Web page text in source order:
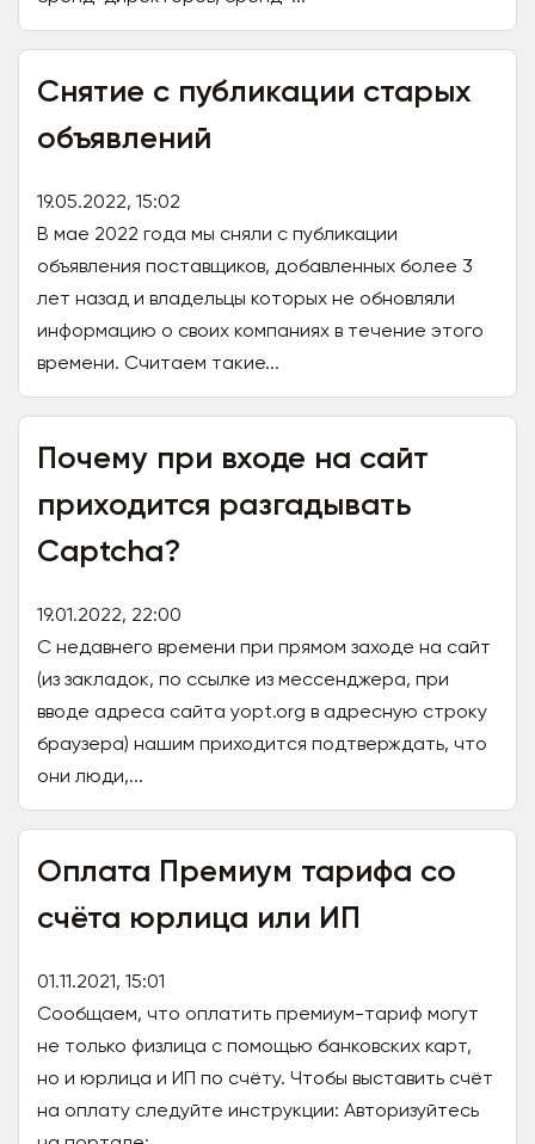
Снятие с публикации старых
объявлений
19.05.2022, 15:02
В мае 2022 года мы сняли с публикации
объявления поставщиков, добавленных более 3
лет назад и владельцы которых не обновляли
информацию о своих компаниях в течение этого
времени. Считаем такие...
Почему при входе на сайт
приходится разгадывать
Captcha?
19.01.2022, 22:00
С недавнего времени при прямом заходе на сайт
(из закладок, по ссылке из мессенджера, при
вводе адреса сайта yopt.org в адресную строку
браузера) нашим приходится подтверждать, что
они люди,...
Оплата Премиум тарифа со
счёта юрлица или ИП
01.11.2021, 15:01
Сообщаем, что оплатить премиум-тариф могут
не только физлица с помощью банковских карт,
но и юрлица и ИП по счёту. Чтобы выставить счёт
на оплату следуйте инструкции: Авторизуйтесь